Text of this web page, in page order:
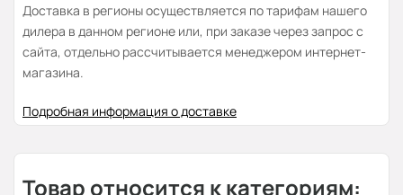
Доставка в регионы осуществляется по тарифам нашего
дилера в данном регионе или, при заказе через запрос с
сайта, отдельно рассчитывается менеджером интернет-
магазина.
Подробная информация о доставке
Товар относится к категориям: